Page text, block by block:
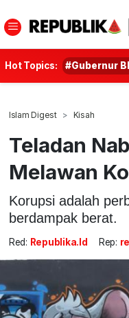
Hot Topics: #Gubernur
Islam Digest Kisah
Teladan
Melawan
Korupsi adalah
berdampak berat.
Red: Republika.id Rep: